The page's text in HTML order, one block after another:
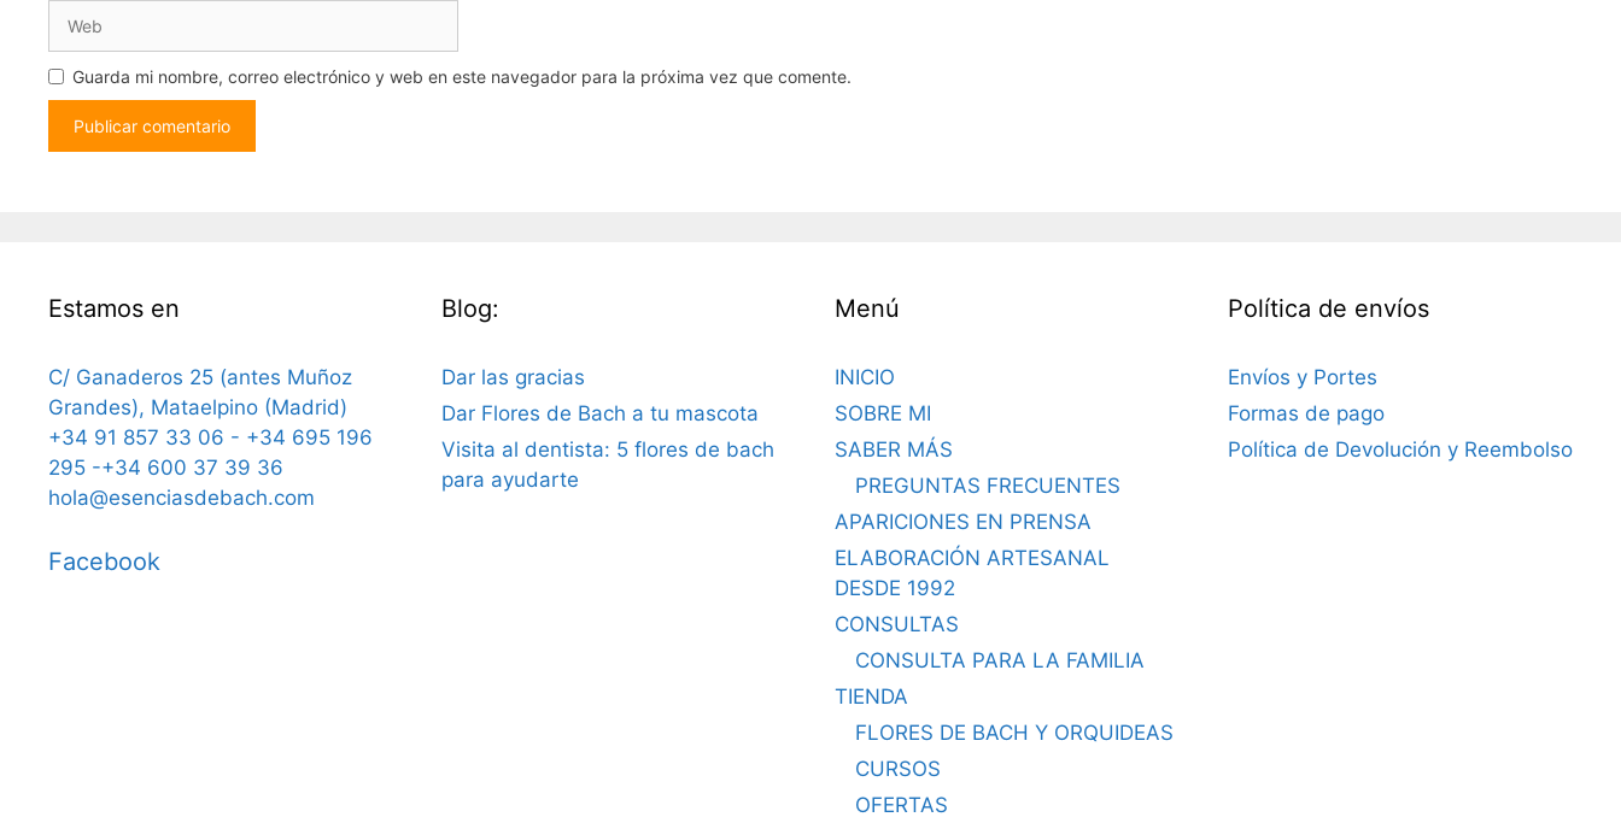
Guarda mi nombre, correo electrónico y web en este navegador para la próxima vez que comente.
Estamos en
C/ Ganaderos 25 (antes Muñoz
Grandes), Mataelpino (Madrid)
+34 91 857 33 06 - +34 695 196
295 -+34 600 37 39 36
hola@esenciasdebach.com
Facebook
Blog:
Dar las gracias
Dar Flores de Bach a tu mascota
Visita al dentista: 5 flores de bach
para ayudarte
Menú
INICIO
SOBRE MI
SABER MÁS
PREGUNTAS FRECUENTES
APARICIONES EN PRENSA
ELABORACIÓN ARTESANAL
DESDE 1992
CONSULTAS
CONSULTA PARA LA FAMILIA
TIENDA
FLORES DE BACH Y ORQUIDEAS
CURSOS
OFERTAS
Política de envíos
Envíos y Portes
Formas de pago
Política de Devolución y Reembolso